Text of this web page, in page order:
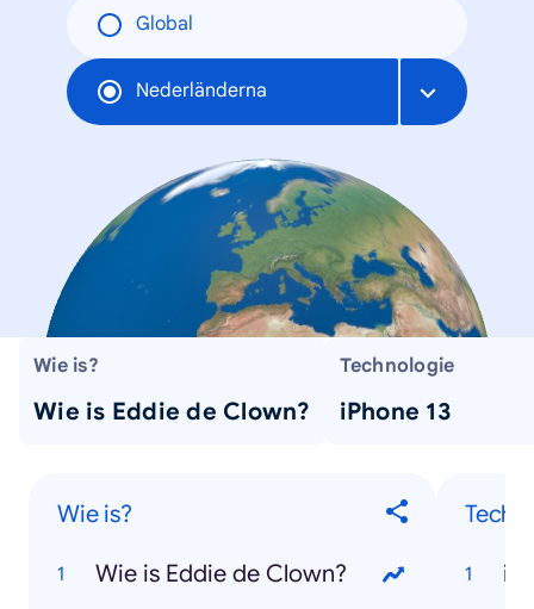
Global
Nederländerna
Wie is?
Wie is Eddie de Clown?
Technologie
iPhone 13
Wie is?
Wie is Eddie de Clown?